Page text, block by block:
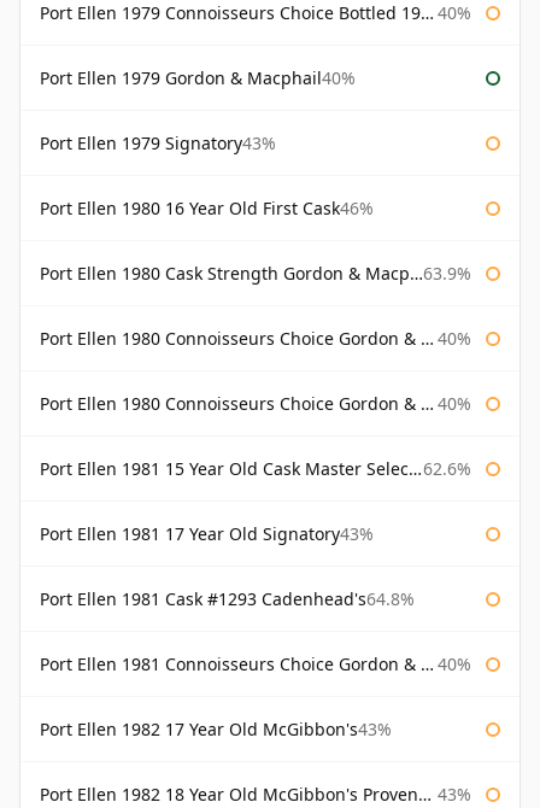
Port Ellen 1979 Connoisseurs Choice Bottled 1995 Gordon & Macphail 40%
Port Ellen 1979 Gordon & Macphail40%
Port Ellen 1979 Signatory43%
Port Ellen 1980 16 Year Old First Cask46%
Port Ellen 1980 Cask Strength Gordon & Macphail 63.9%
Port Ellen 1980 Connoisseurs Choice Gordon & Macphail 40%
Port Ellen 1980 Connoisseurs Choice Gordon & Macphail 19 Year Old 40%
Port Ellen 1981 15 Year Old Cask Master Selection 62.6%
Port Ellen 1981 17 Year Old Signatory43%
Port Ellen 1981 Cask #1293 Cadenhead's64.8%
Port Ellen 1981 Connoisseurs Choice Gordon & Macphail 40%
Port Ellen 1982 17 Year Old McGibbon's43%
Port Ellen 1982 18 Year Old McGibbon's Provenance 43%